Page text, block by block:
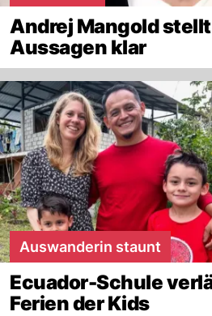
Andrej Mangold
Aussagen klar
Auswanderin staunt
Ecuador-Schule
Ferien der Kids